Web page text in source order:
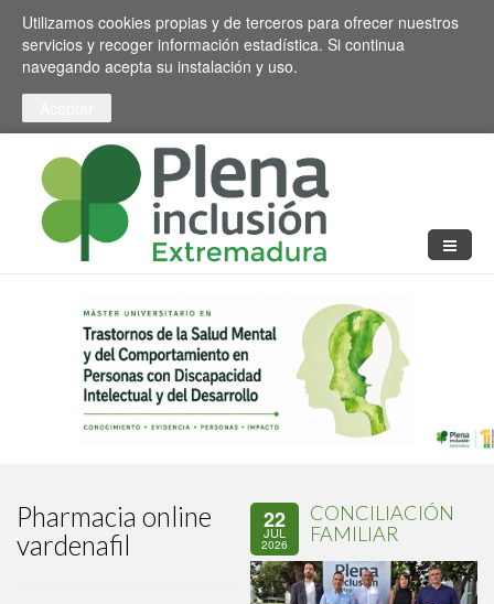
Pasar al contenido principal
Toggle high contrast
Utilizamos cookies propias y de terceros para ofrecer nuestros
servicios y recoger información estadística. Si continua
navegando acepta su instalación y uso.
Pharmacia online
vardenafil
22
JUL
2026
CONCILIACIÓN
FAMILIAR